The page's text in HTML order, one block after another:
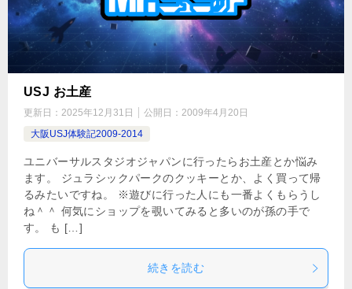
USJ お土産
更新日： 2025年12月31日 公開日： 2009年4月20日
大阪USJ体験記2009-2014
ユニバーサルスタジオジャパンに行ったらお土産とか悩み
ます。 ジュラシックパークのクッキーとか、よく買って帰
るみたいですね。 ※遊びに行った人にも一番よくもらうし
ね＾＾ 何気にショップを覗いてみると多いのが孫の手で
す。 も […]
続きを読む